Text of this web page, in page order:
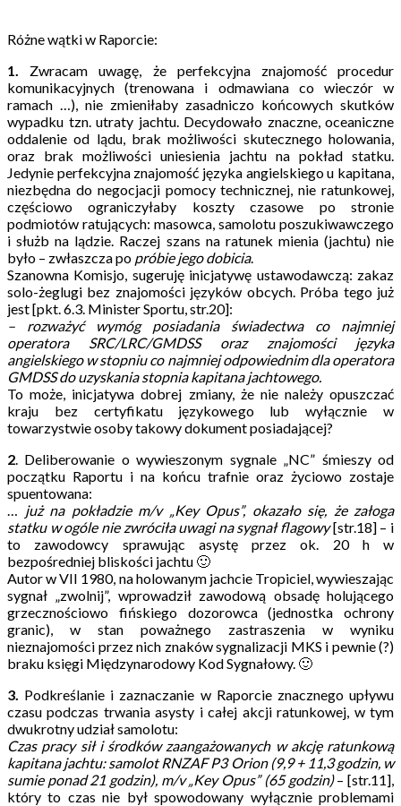
Różne wątki w Raporcie:
1. Zwracam uwagę, że perfekcyjna znajomość procedur
komunikacyjnych (trenowana i odmawiana co wieczór w
ramach …), nie zmieniłaby zasadniczo końcowych skutków
wypadku tzn. utraty jachtu. Decydowało znaczne, oceaniczne
oddalenie od lądu, brak możliwości skutecznego holowania,
oraz brak możliwości uniesienia jachtu na pokład statku.
Jedynie perfekcyjna znajomość języka angielskiego u kapitana,
niezbędna do negocjacji pomocy technicznej, nie ratunkowej,
częściowo ograniczyłaby koszty czasowe po stronie
podmiotów ratujących: masowca, samolotu poszukiwawczego
i służb na lądzie. Raczej szans na ratunek mienia (jachtu) nie
było – zwłaszcza po próbie jego dobicia.
Szanowna Komisjo, sugeruję inicjatywę ustawodawczą: zakaz
solo-żeglugi bez znajomości języków obcych. Próba tego już
jest [pkt. 6.3. Minister Sportu, str.20]:
– rozważyć wymóg posiadania świadectwa co najmniej
operatora SRC/LRC/GMDSS oraz znajomości języka
angielskiego w stopniu co najmniej odpowiednim dla operatora
GMDSS do uzyskania stopnia kapitana jachtowego.
To może, inicjatywa dobrej zmiany, że nie należy opuszczać
kraju bez certyfikatu językowego lub wyłącznie w
towarzystwie osoby takowy dokument posiadającej?
2. Deliberowanie o wywieszonym sygnale „NC” śmieszy od
początku Raportu i na końcu trafnie oraz życiowo zostaje
spuentowana:
… już na pokładzie m/v „Key Opus”, okazało się, że załoga
statku w ogóle nie zwróciła uwagi na sygnał flagowy[str.18] – i
to zawodowcy sprawując asystę przez ok. 20 h w
bezpośredniej bliskości jachtu 🙂
Autor w VII 1980, na holowanym jachcie Tropiciel, wywieszając
sygnał „zwolnij”, wprowadził zawodową obsadę holującego
grzecznościowo fińskiego dozorowca (jednostka ochrony
granic), w stan poważnego zastraszenia w wyniku
nieznajomości przez nich znaków sygnalizacji MKS i pewnie (?)
braku księgi Międzynarodowy Kod Sygnałowy. 🙂
3. Podkreślanie i zaznaczanie w Raporcie znacznego upływu
czasu podczas trwania asysty i całej akcji ratunkowej, w tym
dwukrotny udział samolotu:
Czas pracy sił i środków zaangażowanych w akcję ratunkową
kapitana jachtu: samolot RNZAF P3 Orion (9,9 + 11,3 godzin, w
sumie ponad 21 godzin), m/v „Key Opus” (65 godzin)– [str.11],
który to czas nie był spowodowany wyłącznie problemami